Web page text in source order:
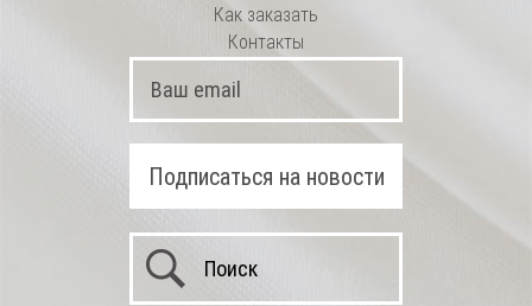
Как заказать
Контакты